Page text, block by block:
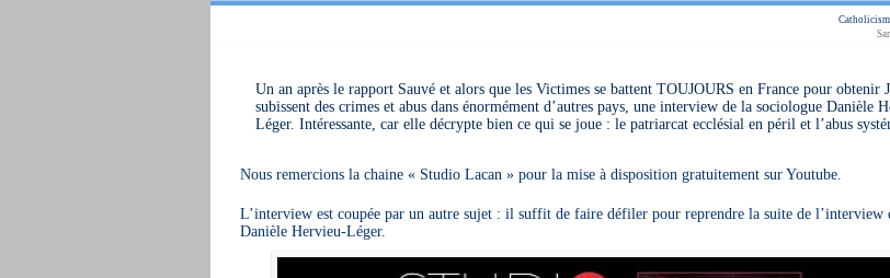
Un an après le rapport Sauvé et alors que les Victimes se battent TOUJOURS en France pour obtenir
subissent des crimes et abus dans énormément d’autres pays, une interview de la sociologue Danièle
Léger. Intéressante, car elle décrypte bien ce qui se joue : le patriarcat ecclésial en péril et l’abus
Nous remercions la chaine « Studio Lacan » pour la mise à disposition gratuitement sur Youtube.
L’interview est coupée par un autre sujet : il suffit de faire défiler pour reprendre la suite de l’interview
Danièle Hervieu-Léger.